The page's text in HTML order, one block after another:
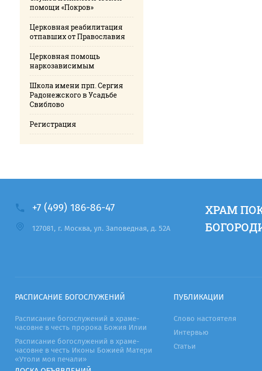
помощи «Покров»
Церковная реабилитация
отпавших от Православия
Церковная помощь
наркозависимым
Школа имени прп. Сергия
Радонежского в Усадьбе
Свиблово
Регистрация
+7 (499) 186-86-47
127081, г. Москва, ул. Заповедная, д. 52А
ХРАМ
РАСПИСАНИЕ БОГОСЛУЖЕНИЙ
Расписание богослужений в храме-
часовне в честь пророка Божия Илии
Расписание богослужений в храме-
часовне в честь Иконы Божией Матери
«Утоли моя печали»
ПУБЛИКАЦИИ
Слово настоятеля
Интервью
Статьи